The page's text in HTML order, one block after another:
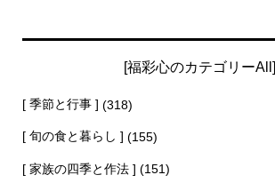
[福彩心のカテゴリーAll]
[ 季節と行事 ] (318)
[ 旬の食と暮らし ] (155)
[ 家族の四季と作法 ] (151)